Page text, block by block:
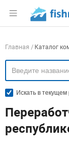
Раздел
Главная Каталог
Искать в текущем